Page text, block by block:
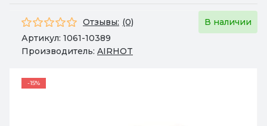
Отзывы: (0)
В наличии
Артикул: 1061-10389
Производитель: AIRHOT
-15%